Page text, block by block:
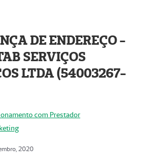
DE ENDEREÇO -
SERVIÇOS
LTDA (54003267-
com Prestador
2020